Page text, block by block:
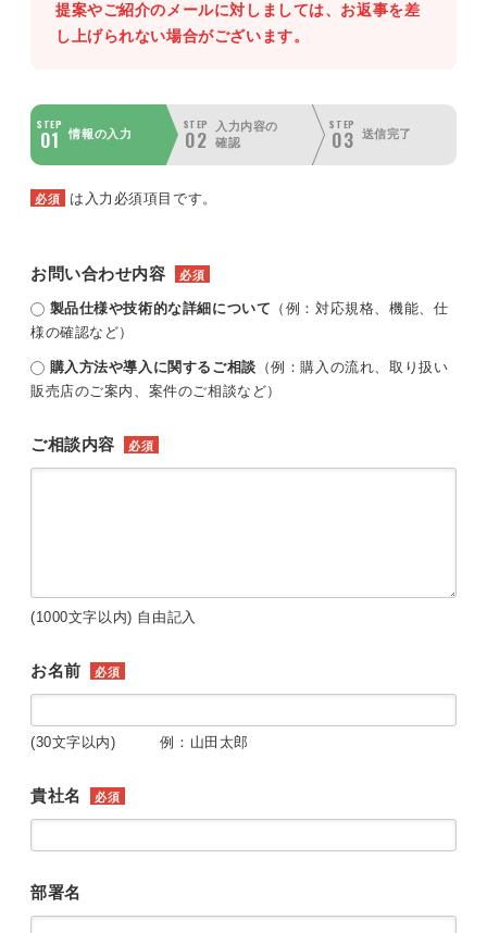
提案やご紹介のメールに対しましては、お返事を差
し上げられない場合がございます。
STEP
01 情報の入力
STEP
02
入力内容の
確認
STEP
03 送信完了
必須 は入力必須項目です。
お問い合わせ内容 必須
製品仕様や技術的な詳細について （例：対応規格、機能、仕
様の確認など）
購入方法や導入に関するご相談 （例：購入の流れ、取り扱い
販売店のご案内、案件のご相談など）
ご相談内容 必須
(1000文字以内) 自由記入
お名前 必須
(30文字以内) 例：山田太郎
貴社名 必須
部署名